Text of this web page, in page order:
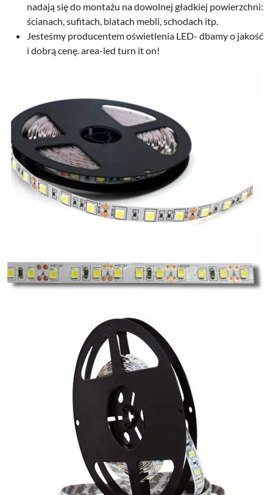
nadają się do montażu na dowolnej gładkiej powierzchni:
ścianach, sufitach, blatach mebli, schodach itp.
Jesteśmy producentem oświetlenia LED- dbamy o jakość
i dobrą cenę. area-led turn it on!